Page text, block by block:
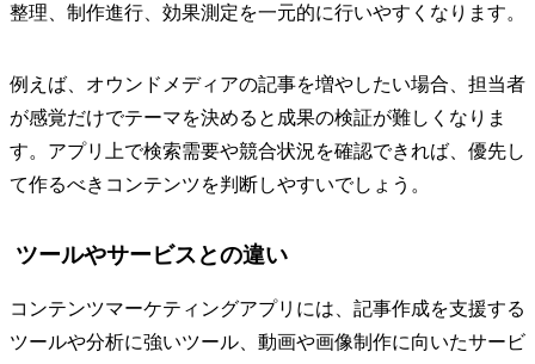
整理、制作進行、効果測定を一元的に行いやすくなります。
例えば、オウンドメディアの記事を増やしたい場合、担当者
が感覚だけでテーマを決めると成果の検証が難しくなりま
す。アプリ上で検索需要や競合状況を確認できれば、優先し
て作るべきコンテンツを判断しやすいでしょう。
ツールやサービスとの違い
コンテンツマーケティングアプリには、記事作成を支援する
ツールや分析に強いツール、動画や画像制作に向いたサービ